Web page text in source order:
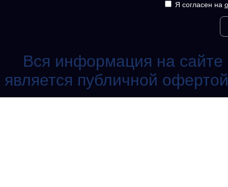
Я согласен на
Вся информация на сайте
является публичной